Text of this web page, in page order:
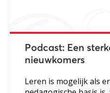
Podcast: Een
nieuwkomers
Leren is mogelijk als